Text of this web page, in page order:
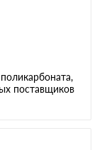
поставщиков